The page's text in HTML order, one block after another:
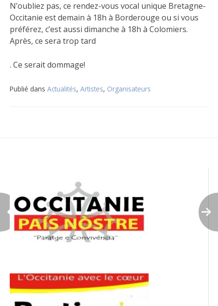
N’oubliez pas, ce rendez-vous vocal unique Bretagne-
Occitanie est demain à 18h à Borderouge ou si vous
préférez, c’est aussi dimanche à 18h à Colomiers.
Après, ce sera trop tard
. Ce serait dommage!
Publié dans Actualités, Artistes, Organisateurs